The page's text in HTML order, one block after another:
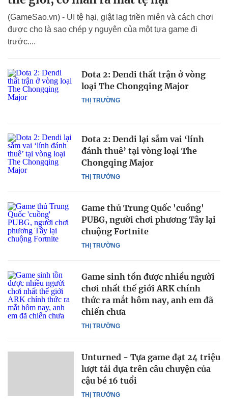
(GameSao.vn) - UI tệ hại, giật lag triền miên và cách chơi
được cho là sao chép y nguyên của một tựa game đi
trước....
THỊ TRƯỜNG
Dota 2: Dendi thất trận ở vòng
loại The Chongqing Major
THỊ TRƯỜNG
Dota 2: Dendi lại sắm vai ‘lính
đánh thuê’ tại vòng loại The
Chongqing Major
THỊ TRƯỜNG
Game thủ Trung Quốc 'cuồng'
PUBG, người chơi phương Tây lại
chuộng Fortnite
THỊ TRƯỜNG
Game sinh tồn được nhiều người
chơi nhất thế giới ARK chính
thức ra mắt hôm nay, anh em đã
chiến chưa
THỊ TRƯỜNG
Unturned - Tựa game đạt 24 triệu
lượt tải dựa trên câu chuyện của
cậu bé 16 tuổi